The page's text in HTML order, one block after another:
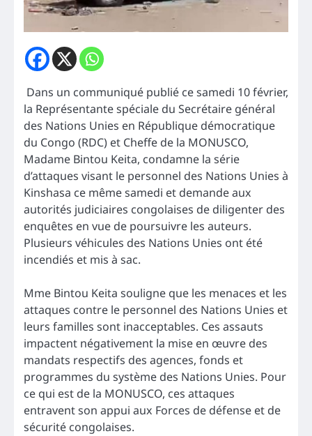
Dans un communiqué publié ce samedi 10 février,
la Représentante spéciale du Secrétaire général
des Nations Unies en République démocratique
du Congo (RDC) et Cheffe de la MONUSCO,
Madame Bintou Keita, condamne la série
d’attaques visant le personnel des Nations Unies à
Kinshasa ce même samedi et demande aux
autorités judiciaires congolaises de diligenter des
enquêtes en vue de poursuivre les auteurs.
Plusieurs véhicules des Nations Unies ont été
incendiés et mis à sac.
Mme Bintou Keita souligne que les menaces et les
attaques contre le personnel des Nations Unies et
leurs familles sont inacceptables. Ces assauts
impactent négativement la mise en œuvre des
mandats respectifs des agences, fonds et
programmes du système des Nations Unies. Pour
ce qui est de la MONUSCO, ces attaques
entravent son appui aux Forces de défense et de
sécurité congolaises.